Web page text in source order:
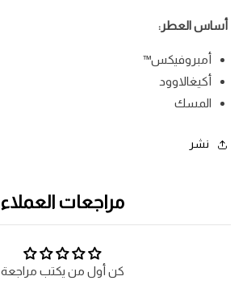
أساس العطر:
أمبروفيكس™
أكيغالاوود
المسك
نشر
مراجعات العملاء
كن أول من يكتب مراجعة